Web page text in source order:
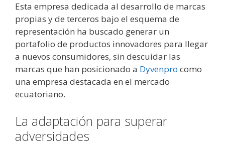
Esta empresa dedicada al desarrollo de marcas
propias y de terceros bajo el esquema de
representación ha buscado generar un
portafolio de productos innovadores para llegar
a nuevos consumidores, sin descuidar las
marcas que han posicionado a Dyvenpro como
una empresa destacada en el mercado
ecuatoriano.
La adaptación para superar
adversidades